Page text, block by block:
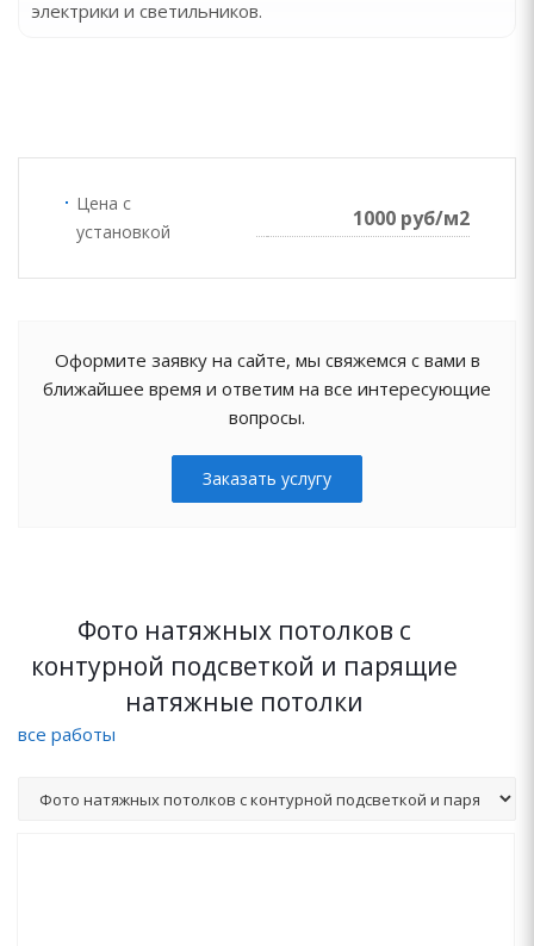
электрики и светильников.
Цена с
установкой
1000 руб/м2
Оформите заявку на сайте, мы свяжемся с вами в
ближайшее время и ответим на все интересующие
вопросы.
Заказать услугу
Фото натяжных потолков с
контурной подсветкой и парящие
натяжные потолки
все работы